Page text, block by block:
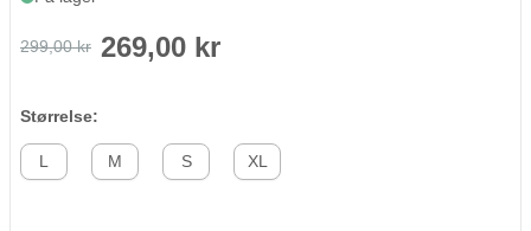
299,00 kr 269,00 kr
Størrelse:
L M S XL